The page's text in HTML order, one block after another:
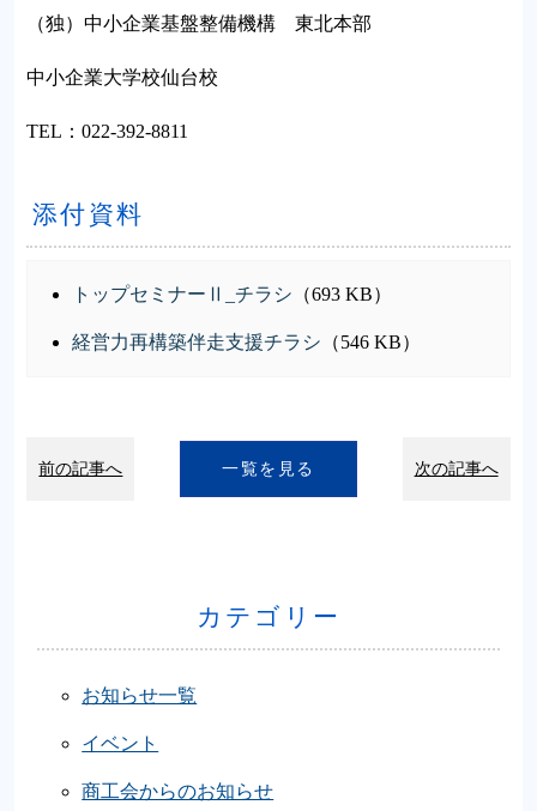
（独）中小企業基盤整備機構 東北本部
中小企業大学校仙台校
TEL：022-392-8811
添付資料
トップセミナーⅡ_チラシ （693 KB）
経営力再構築伴走支援チラシ （546 KB）
前の記事へ 一覧を見る 次の記事へ
カテゴリー
お知らせ一覧
イベント
商工会からのお知らせ